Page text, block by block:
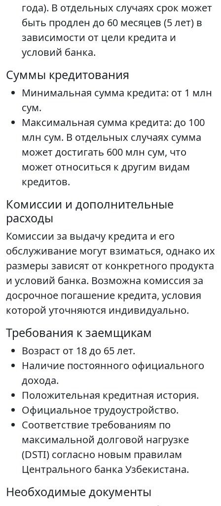
года). В отдельных случаях срок может
быть продлен до 60 месяцев (5 лет) в
зависимости от цели кредита и
условий банка.
Суммы кредитования
Минимальная сумма кредита: от 1 млн
сум.
Максимальная сумма кредита: до 100
млн сум. В отдельных случаях сумма
может достигать 600 млн сум, что
может относиться к другим видам
кредитов.
Комиссии и дополнительные
расходы
Комиссии за выдачу кредита и его
обслуживание могут взиматься, однако их
размеры зависят от конкретного продукта
и условий банка. Возможна комиссия за
досрочное погашение кредита, условия
которой уточняются индивидуально.
Требования к заемщикам
Возраст от 18 до 65 лет.
Наличие постоянного официального
дохода.
Положительная кредитная история.
Официальное трудоустройство.
Соответствие требованиям по
максимальной долговой нагрузке
(DSTI) согласно новым правилам
Центрального банка Узбекистана.
Необходимые документы